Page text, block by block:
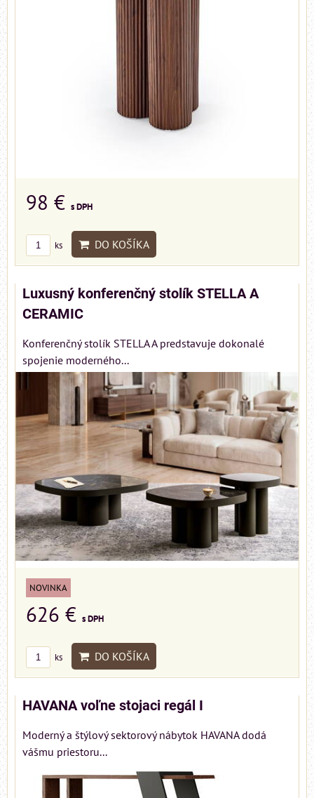
98 € s DPH
ks DO KOŠÍKA
Luxusný konferenčný stolík STELLA A
CERAMIC
Konferenčný stolík STELLA A predstavuje dokonalé
spojenie moderného...
NOVINKA
626 € s DPH
ks DO KOŠÍKA
HAVANA voľne stojaci regál I
Moderný a štýlový sektorový nábytok HAVANA dodá
vášmu priestoru...